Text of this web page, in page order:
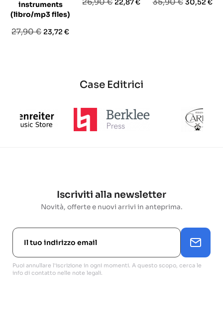
instruments
(libro/mp3 files)
Prezzo
27,90 € Prezzo
23,72 €
22,87 € 30,52 €
Case Editrici
Iscriviti alla newsletter
Novità, offerte e nuovi arrivi in anteprima.
Puoi annullare l'iscrizione in ogni momenti. A questo scopo, cerca le
info di contatto nelle note legali.